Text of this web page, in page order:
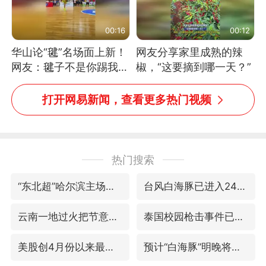
00:16
华山论“毽”名场面上新！
网友：毽子不是你踢我
捡，我踢你捡吗
00:12
网友分享家里成熟的辣
椒，“这要摘到哪一天？”
打开网易新闻，查看更多热门视频
热门搜索
“东北超”哈尔滨主场收官战小贴士 台风白海豚已进入24小时警戒线
云南一地过火把节意外灼伤16人 泰国校园枪击事件已致8死30余伤
美股创4月份以来最大单周涨幅 预计“白海豚”明晚将在浙江舟山到福建福鼎一带沿海登陆